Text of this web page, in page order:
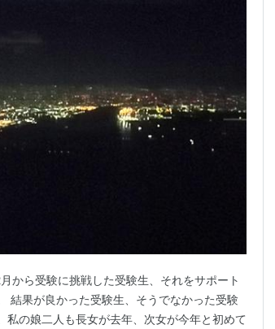
から受験に挑戦した受験生、それをサポート
結果が良かった受験生、そうでなかった受験
の娘二人も長女が去年、次女が今年と初めて